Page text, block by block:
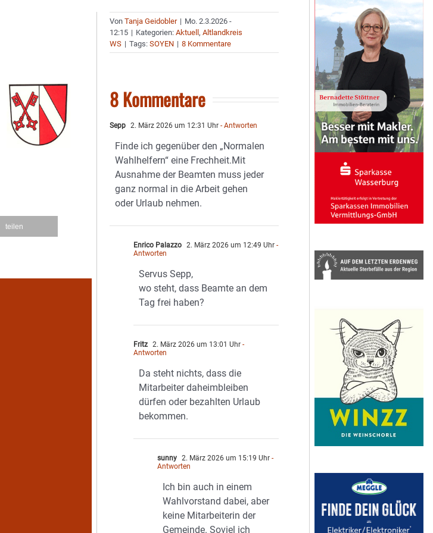
teilen
VonTanja Geidobler | Mo. 2.3.2026 -
12:15 | Kategorien:Aktuell,Altlandkreis
WS | Tags:SOYEN | 8 Kommentare
8 Kommentare
Sepp 2. März 2026 um 12:31 Uhr - Antworten
Finde ich gegenüber den „Normalen
Wahlhelfern“ eine Frechheit.Mit
Ausnahme der Beamten muss jeder
ganz normal in die Arbeit gehen
oder Urlaub nehmen.
Enrico Palazzo 2. März 2026 um 12:49 Uhr -
Antworten
Servus Sepp,
wo steht, dass Beamte an dem
Tag frei haben?
Fritz 2. März 2026 um 13:01 Uhr -
Antworten
Da steht nichts, dass die
Mitarbeiter daheimbleiben
dürfen oder bezahlten Urlaub
bekommen.
sunny 2. März 2026 um 15:19 Uhr -
Antworten
Ich bin auch in einem
Wahlvorstand dabei, aber
keine Mitarbeiterin der
Gemeinde. Soviel ich